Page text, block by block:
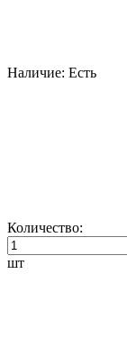
Наличие: Есть
Количество:
шт